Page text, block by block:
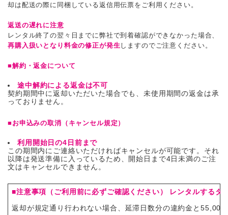
却は配送の際に同梱している返信用伝票をご利用ください。
返送の遅れに注意
レンタル終了の翌々日までに弊社で到着確認ができなかった場合、
再購入扱いとなり料金の修正が発生しますのでご注意ください。
■解約・返金について
途中解約による返金は不可
契約期間中に返却いただいた場合でも、未使用期間の返金は承
っておりません。
■お申込みの取消（キャンセル規定）
利用開始日の4日前まで
この期間内にご連絡いただければキャンセルが可能です。それ
以降は発送準備に入っているため、開始日まで4日未満のご注
文はキャンセルできません。
■注意事項（ご利用前に必ずご確認ください）
レンタルするタ
返却が規定通り行われない場合、延滞日数分の違約金と